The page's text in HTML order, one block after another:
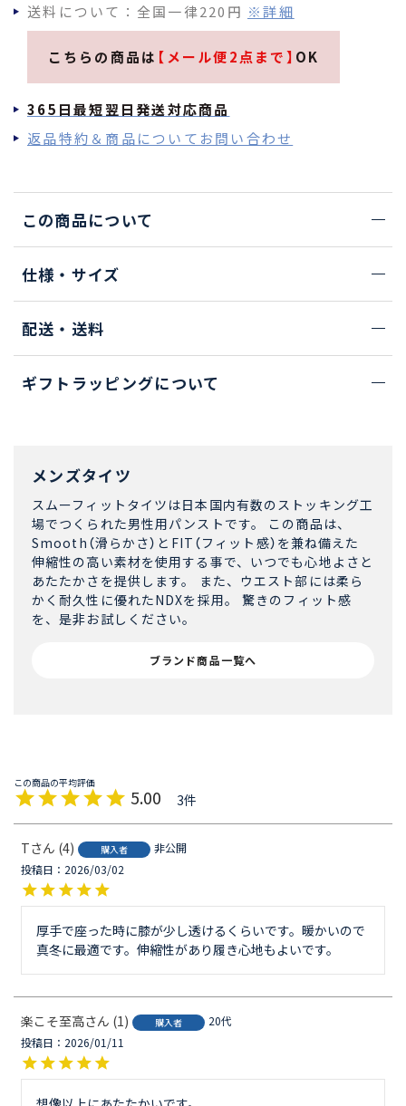
送料について：全国一律220円 ※詳細
こちらの商品は 【メール便2点まで】 OK
365日最短翌日発送対応商品
返品特約＆商品についてお問い合わせ
この商品について
仕様・サイズ
配送・送料
ギフトラッピングについて
メンズタイツ
スムーフィットタイツは日本国内有数のストッキング工
場でつくられた男性用パンストです。 この商品は、
Smooth（滑らかさ）とFIT（フィット感）を兼ね備えた
伸縮性の高い素材を使用する事で、いつでも心地よさと
あたたかさを提供します。 また、ウエスト部には柔ら
かく耐久性に優れたNDXを採用。 驚きのフィット感
を、是非お試しください。
ブランド商品一覧へ
5.00 3
T 4 購入者
非公開
投稿日
2026/03/02
厚手で座った時に膝が少し透けるくらいです。暖かいので
真冬に最適です。伸縮性があり履き心地もよいです。
楽こそ至高 1 購入者
20代
投稿日
2026/01/11